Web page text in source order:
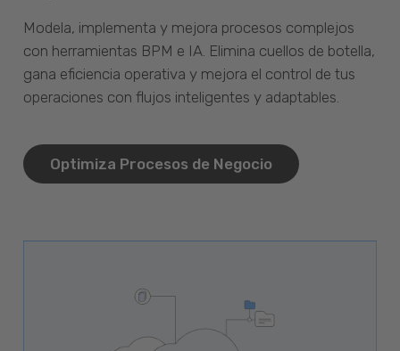
Modela, implementa y mejora procesos complejos
con herramientas BPM e IA. Elimina cuellos de botella,
gana eficiencia operativa y mejora el control de tus
operaciones con flujos inteligentes y adaptables.
Optimiza Procesos de Negocio